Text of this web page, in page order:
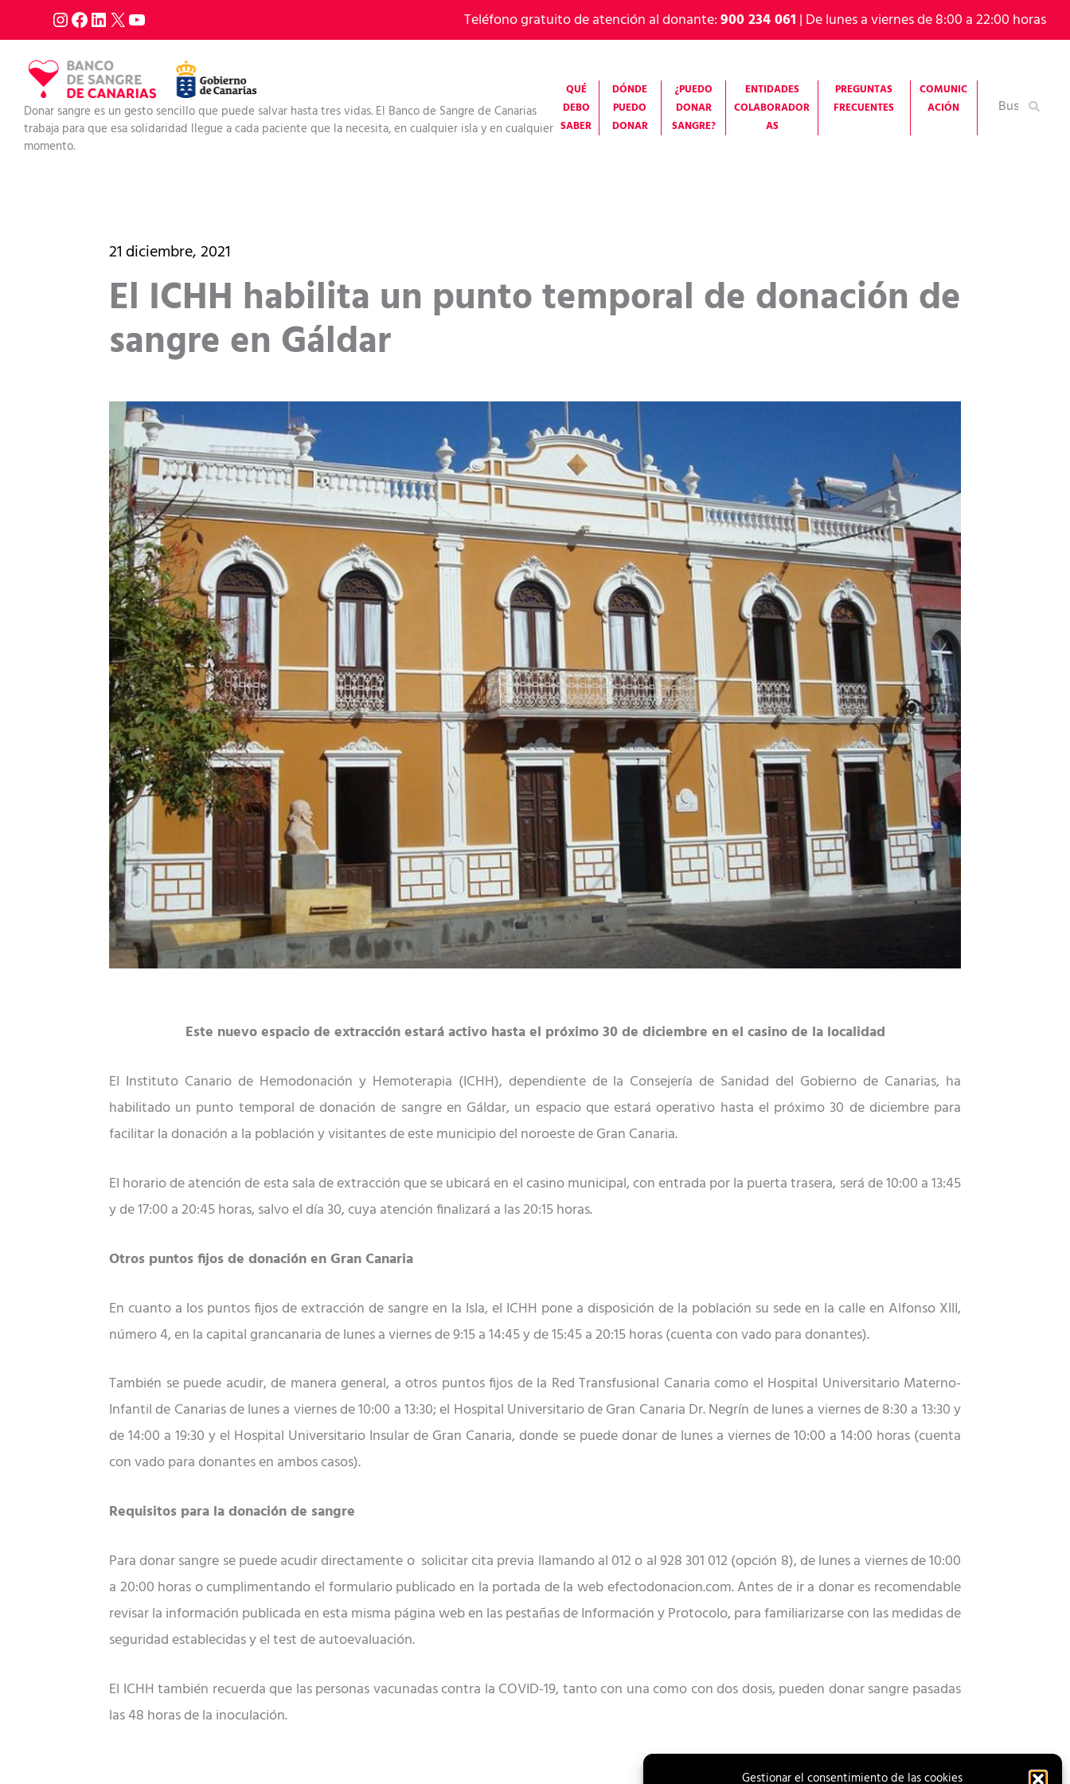
Gestionar el consentimiento de las cookies
al
contenido
Teléfono gratuito de atención al donante:900 234 061 | De lunes a viernes de 8:00 a 22:00 horas
Donar sangre es un gesto sencillo que puede salvar hasta tres vidas. El Banco de Sangre de Canarias
trabaja para que esa solidaridad llegue a cada paciente que la necesita, en cualquier isla y en cualquier
momento.
QUÉ
DEBO
SABER
DÓNDE
PUEDO
DONAR
¿PUEDO
DONAR
SANGRE?
ENTIDADES
COLABORADOR
AS
PREGUNTAS
FRECUENTES
COMUNIC
ACIÓN
Buscar
21 diciembre, 2021
El ICHH habilita un punto temporal de donación de
sangre en Gáldar
Este nuevo espacio de extracción estará activo hasta el próximo 30 de diciembre en el casino de la localidad
El Instituto Canario de Hemodonación y Hemoterapia (ICHH), dependiente de la Consejería de Sanidad del Gobierno de Canarias, ha
habilitado un punto temporal de donación de sangre en Gáldar, un espacio que estará operativo hasta el próximo 30 de diciembre para
facilitar la donación a la población y visitantes de este municipio del noroeste de Gran Canaria.
El horario de atención de esta sala de extracción que se ubicará en el casino municipal, con entrada por la puerta trasera, será de 10:00 a 13:45
y de 17:00 a 20:45 horas, salvo el día 30, cuya atención finalizará a las 20:15 horas.
Otros puntos fijos de donación en Gran Canaria
En cuanto a los puntos fijos de extracción de sangre en la Isla, el ICHH pone a disposición de la población su sede en la calle en Alfonso XIII,
número 4, en la capital grancanaria de lunes a viernes de 9:15 a 14:45 y de 15:45 a 20:15 horas (cuenta con vado para donantes).
También se puede acudir, de manera general, a otros puntos fijos de la Red Transfusional Canaria como el Hospital Universitario Materno-
Infantil de Canarias de lunes a viernes de 10:00 a 13:30; el Hospital Universitario de Gran Canaria Dr. Negrín de lunes a viernes de 8:30 a 13:30 y
de 14:00 a 19:30 y el Hospital Universitario Insular de Gran Canaria, donde se puede donar de lunes a viernes de 10:00 a 14:00 horas (cuenta
con vado para donantes en ambos casos).
Requisitos para la donación de sangre
Para donar sangre se puede acudir directamente o solicitar cita previa llamando al 012 o al 928 301 012 (opción 8), de lunes a viernes de 10:00
a 20:00 horas o cumplimentando el formulario publicado en la portada de la web efectodonacion.com. Antes de ir a donar es recomendable
revisar la información publicada en esta misma página web en las pestañas de Información y Protocolo, para familiarizarse con las medidas de
seguridad establecidas y el test de autoevaluación.
El ICHH también recuerda que las personas vacunadas contra la COVID-19, tanto con una como con dos dosis, pueden donar sangre pasadas
las 48 horas de la inoculación.